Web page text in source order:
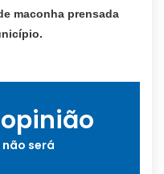
maconha prensada
será